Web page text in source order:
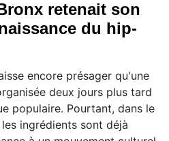
retenait son
du hip-
encore présager qu'une
deux jours plus tard
populaire. Pourtant, dans le
ingrédients sont déjà